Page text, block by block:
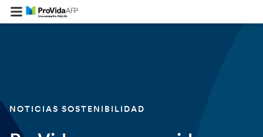
NOTICIAS SOSTENIBILIDAD